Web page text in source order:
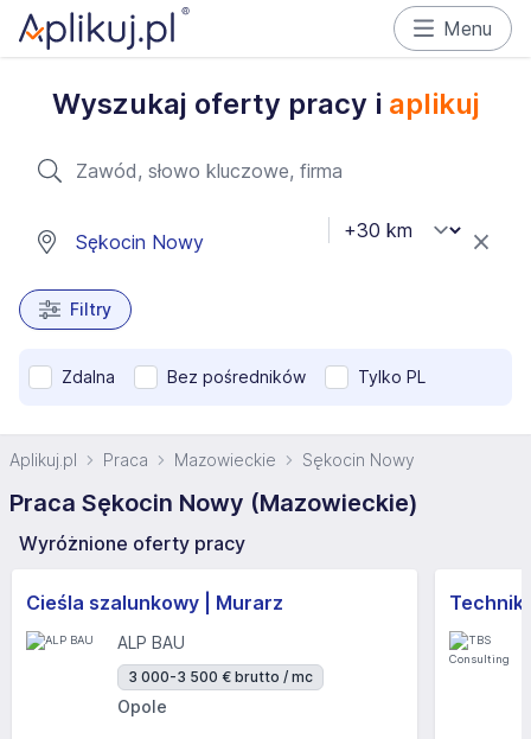
Menu
Wyszukaj oferty pracy i aplikuj
Filtry
Zdalna Bez pośredników Tylko PL
Aplikuj.pl Praca Mazowieckie Sękocin Nowy
Praca Sękocin Nowy (Mazowieckie)
Wyróżnione oferty pracy
Cieśla szalunkowy | Murarz
ALP BAU
3 000-3 500 € brutto / mc
Opole